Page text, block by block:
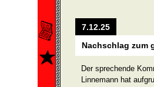
7.12.25
Nachschlag zum
Der sprechende
Linnemann hat